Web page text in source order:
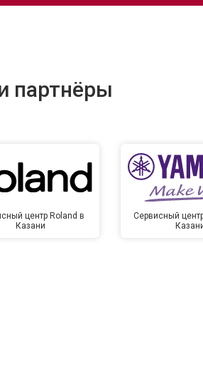
партнёры
центр Roland в
Казани
Сервисный